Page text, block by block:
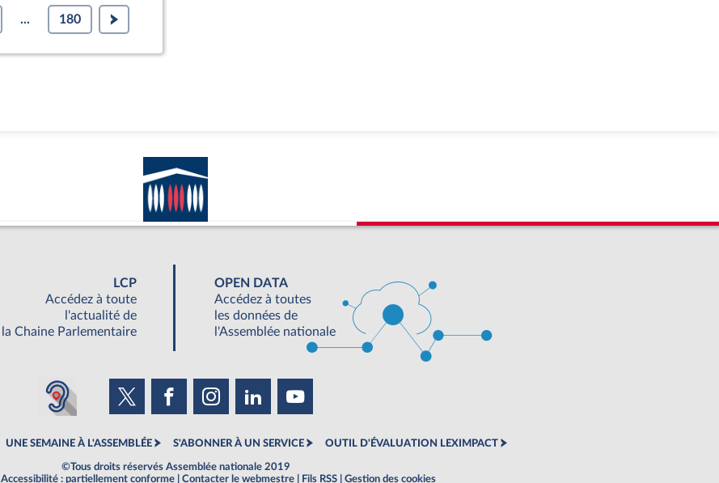
... 180
LCP
Accédez à toute
l'actualité de
la Chaine Parlementaire
OPEN DATA
Accédez à toutes
les données de
l'Assemblée nationale
UNE SEMAINE À L'ASSEMBLÉE S'ABONNER À UN SERVICE OUTIL D'ÉVALUATION LEXIMPACT
©Tous droits réservés Assemblée nationale 2019
Accessibilité : partiellement conforme Contacter le webmestre Fils RSS Gestion des cookies